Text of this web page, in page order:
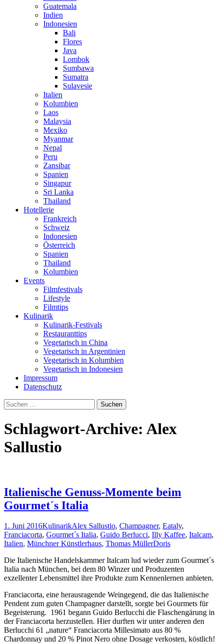
Guatemala
Indien
Indonesien
Bali
Flores
Java
Lombok
Sumbawa
Sumatra
Sulavesie
Italien
Kolumbien
Laos
Malaysia
Mexiko
Myanmar
Nepal
Peru
Zansibar
Spanien
Singapur
Sri Lanka
Thailand
Hotellerie
Frankreich
Schweiz
Indonesien
Österreich
Spanien
Thailand
Kolumbien
Events
Filmfestivals
Lifestyle
Filmtips
Kulinarik
Kulinarik-Festivals
Restauranttips
Vegetarisch in China
Vegetarisch in Argentinien
Vegetarisch in Kolumbien
Vegetarisch in Indonesien
Impressum
Datenschutz
Suchen
nach:
Schlagwort-Archive: Alex
Sallustio
Italienische Genuss-Momente beim
Gourmet´s Italia
1. Juni 2016KulinarikAlex Sallustio, Champagner, Eataly,
Franciacorta, Gourmet´s Italia, Guido Berlucci, Illy Kaffee, Italcam,
Italien, Münchner Künstlerhaus, Thomas MüllerDoris
Die Italienische Handelskammer Italcam lud wieder zum Gourmet´s
Italia nach München, bei dem 80 Winzer und Produzenten
exzellenter Lebensmittel ihre Produkte zum Kennenlernen anbieten.
Franciacorta, eine herausragende Weingegend, die das Italienische
Pendent zum guten Champagner darstellt, sorgte bei Gourmets für
Begeisterung. 1961 begann Guido Berlucchi die Flaschengärung in
der Franciacorta herzustellen. Hier durften wir unter anderen den
Berlucchi 61 „nature“ Franciacorta Millesimato aus 80 %
Chardonnay und 20 % Pinot Nero ohne Dosage verkosten, köstlich!